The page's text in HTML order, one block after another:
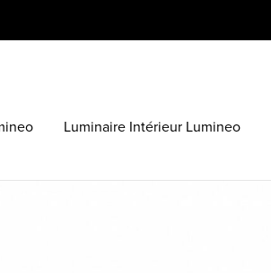
Luminaire Intérieur Lumineo